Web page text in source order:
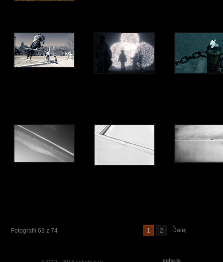
Fotografií 63 z 74 1 2 Ďalej
epho.to